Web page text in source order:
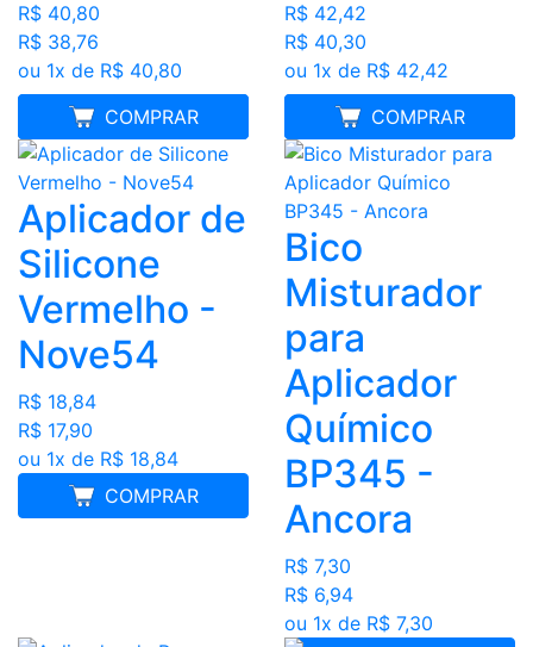
R$ 40,80
R$ 38,76
ou 1x de R$ 40,80
COMPRAR
MELHOR PREÇO
R$ 42,42
R$ 40,30
ou 1x de R$ 42,42
COMPRAR
MELHOR PREÇO
Aplicador de
Silicone
Vermelho -
Nove54
R$ 18,84
R$ 17,90
ou 1x de R$ 18,84
COMPRAR
Bico
Misturador
para
Aplicador
Químico
BP345 -
Ancora
R$ 7,30
R$ 6,94
ou 1x de R$ 7,30